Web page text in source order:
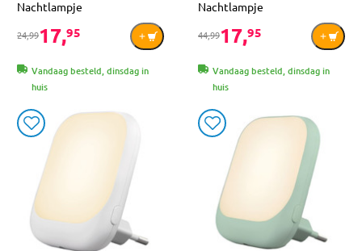
Nachtlampje
24,9917,95
Vandaag besteld, dinsdag in
huis
Nachtlampje
44,9917,95
Vandaag besteld, dinsdag in
huis